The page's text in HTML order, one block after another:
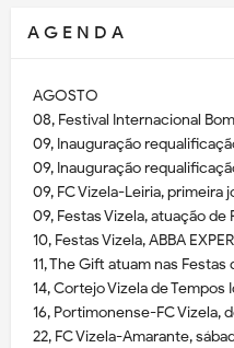
A G E N D A
AGOSTO
08, Festival Internacional
09, Inauguração
09, Inauguração
09, FC Vizela-Leiria, primeira
09, Festas Vizela, atuação de
10, Festas Vizela, ABBA
11, The Gift atuam nas Festas
14, Cortejo Vizela de Tempos
16, Portimonense-FC Vizela,
22, FC Vizela-Amarante,